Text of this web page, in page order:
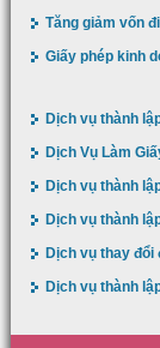
Tăng giảm vốn
Giấy phép kinh
Dịch vụ thành
Dịch Vụ Làm
Dịch vụ thành
Dịch vụ thành
Dịch vụ thay đổi
Dịch vụ thành